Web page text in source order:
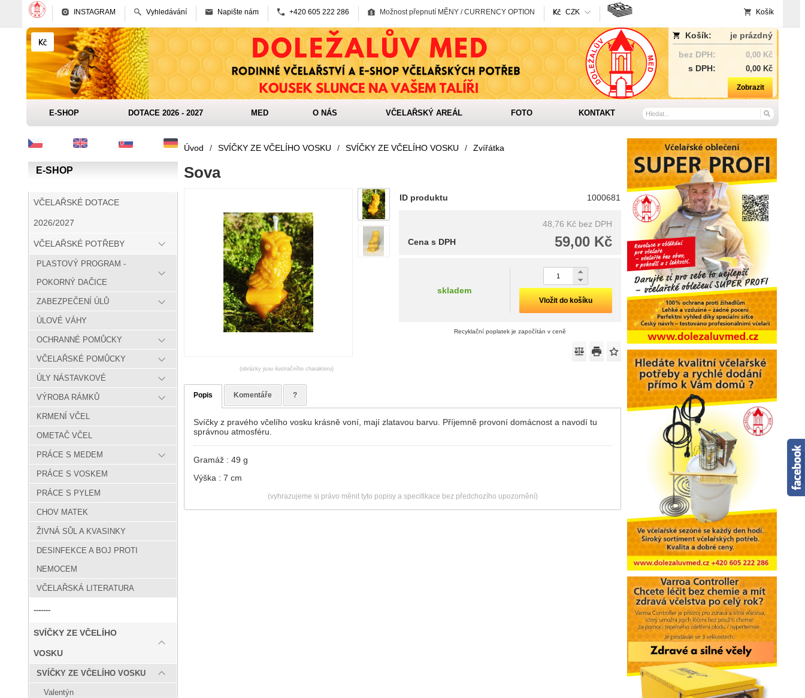
INSTAGRAM Vyhledávání Napište nám +420 605 222 286 Možnost přepnutí MĚNY / CURRENCY OPTION CZK Košík
Košík:
je prázdný
bez DPH:
0,00 Kč
s DPH: 0,00 Kč
Zobrazit
E-SHOP DOTACE 2026 - 2027 MED O NÁS VČELAŘSKÝ AREÁL FOTO KONTAKT
E-SHOP
VČELAŘSKÉ DOTACE
2026/2027
VČELAŘSKÉ POTŘEBY
PLASTOVÝ PROGRAM -
POKORNÝ DAČICE
ZABEZPEČENÍ ÚLŮ
ÚLOVÉ VÁHY
OCHRANNÉ POMŮCKY
VČELAŘSKÉ POMŮCKY
ÚLY NÁSTAVKOVÉ
VÝROBA RÁMKŮ
KRMENÍ VČEL
OMETAČ VČEL
PRÁCE S MEDEM
PRÁCE S VOSKEM
PRÁCE S PYLEM
CHOV MATEK
ŽIVNÁ SŮL A KVASINKY
DESINFEKCE A BOJ PROTI
NEMOCEM
VČELAŘSKÁ LITERATURA
-------
SVÍČKY ZE VČELÍHO
VOSKU
SVÍČKY ZE VČELÍHO VOSKU
Valentýn
Úvod / SVÍČKY ZE VČELÍHO VOSKU / SVÍČKY ZE VČELÍHO VOSKU / Zvířátka
Sova
(obrázky jsou ilustračního charakteru)
ID produktu 1000681
48,76 Kč bez DPH
59,00 Kč
Cena s DPH
skladem
Vložit do košíku
Recyklační poplatek je započítán v ceně
Popis Komentáře ?
Svíčky z pravého včelího vosku krásně voní, mají zlatavou barvu. Příjemně provoní domácnost a navodí tu
správnou atmosféru.
Gramáž : 49 g
Výška : 7 cm
(vyhrazujeme si právo měnit tyto popisy a specifikace bez předchozího upozornění)